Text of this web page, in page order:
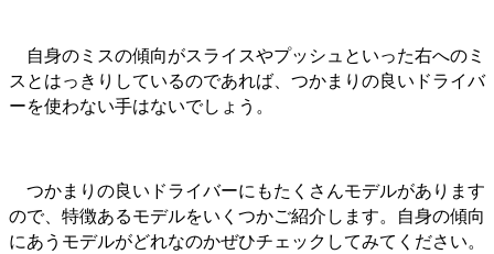
自身のミスの傾向がスライスやプッシュといった右へのミ
スとはっきりしているのであれば、つかまりの良いドライバ
ーを使わない手はないでしょう。
つかまりの良いドライバーにもたくさんモデルがあります
ので、特徴あるモデルをいくつかご紹介します。自身の傾向
にあうモデルがどれなのかぜひチェックしてみてください。